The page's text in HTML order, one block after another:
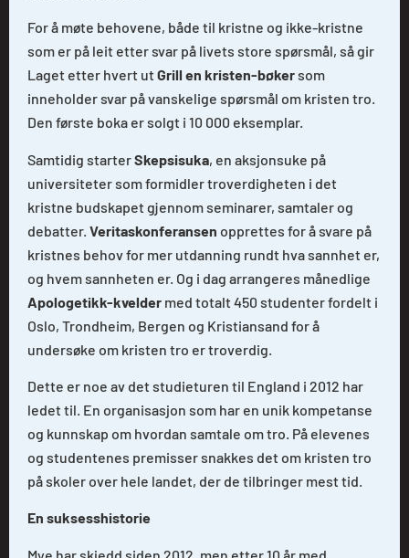
For å møte behovene, både til kristne og ikke-kristne
som er på leit etter svar på livets store spørsmål, så gir
Laget etter hvert utGrill en kristen-bøker som
inneholder svar på vanskelige spørsmål om kristen tro.
Den første boka er solgt i 10 000 eksemplar.
Samtidig starterSkepsisuka, en aksjonsuke på
universiteter som formidler troverdigheten i det
kristne budskapet gjennom seminarer, samtaler og
debatter. Veritaskonferansen opprettes for å svare på
kristnes behov for mer utdanning rundt hva sannhet er,
og hvem sannheten er. Og i dag arrangeres månedlige
Apologetikk-kvelder med totalt 450 studenter fordelt i
Oslo, Trondheim, Bergen og Kristiansand for å
undersøke om kristen tro er troverdig.
Dette er noe av det studieturen til England i 2012 har
ledet til. En organisasjon som har en unik kompetanse
og kunnskap om hvordan samtale om tro. På elevenes
og studentenes premisser snakkes det om kristen tro
på skoler over hele landet, der de tilbringer mest tid.
En suksesshistorie
Mye har skjedd siden 2012, men etter 10 år med